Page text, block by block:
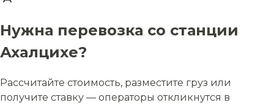
Нужна перевозка со станции
Ахалцихе?
Рассчитайте стоимость, разместите груз или
получите ставку — операторы откликнутся в